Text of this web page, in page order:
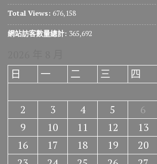
Total Views: 676,158
網站訪客數量總計: 365,692
日
一 二 三 四
2
3 4 5 6
9
10 11 12 13
16
17 18 19 20